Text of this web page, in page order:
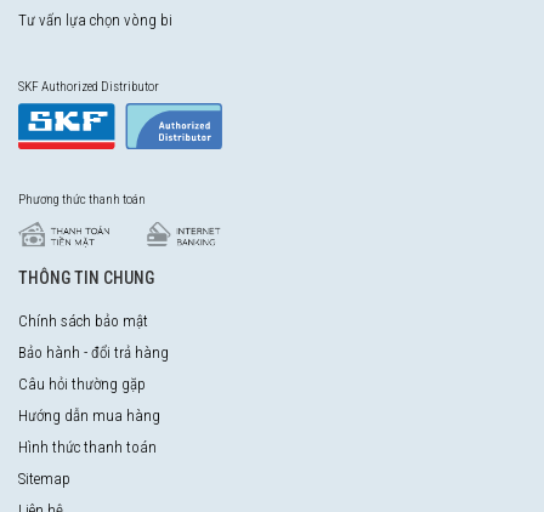
Tư vấn lựa chọn vòng bi
SKF Authorized Distributor
Phương thức thanh toán
THÔNG TIN CHUNG
Chính sách bảo mật
Bảo hành - đổi trả hàng
Câu hỏi thường gặp
Hướng dẫn mua hàng
Hình thức thanh toán
Sitemap